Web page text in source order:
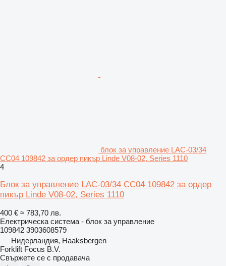
блок за управление LAC-03/34
CC04 109842 за ордер пикър Linde V08-02, Series 1110
4
Блок за управление LAC-03/34 CC04 109842 за ордер
пикър Linde V08-02, Series 1110
400 € ≈ 783,70 лв.
Електрическа система - блок за управление
109842 3903608579
Нидерландия, Haaksbergen
Forklift Focus B.V.
Свържете се с продавача